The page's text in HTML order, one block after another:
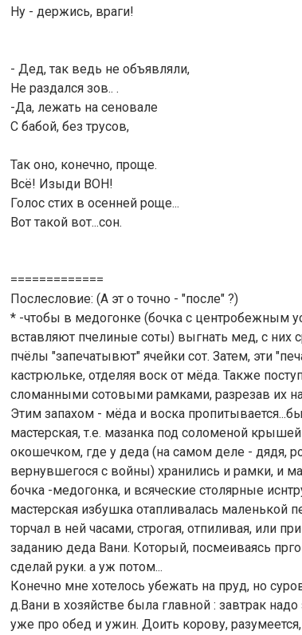
Ну - держись, враги!
- Дед, так ведь не объявляли,
Не раздался зов.. .
-Да, лежать на сеновале
С бабой, без трусов,
Так оно, конечно, проще.
Всё! Изыди ВОН!
Голос стих в осенней роще...
Вот такой вот...сон.
=============
Послесловие: (А эт о точно - "после" ?)
* -чтобы в медогонке (бочка с центробежным
вставляют пчелиные соты) выгнать мед, с них
пчёлы "запечатывют" ячейки сот. Затем, эти
кастрюльке, отделяя воск от мёда. Также
сломанными сотовыми рамками, разрезав их на
Этим запахом - мёда и воска
мастерская, т.е. мазанка под соломеной
окошечком, где у деда (на самом деле - дядя,
вернувшегося с войны) хранились и рамки, и
бочка -медогонка, и всяческие столярные
мастерская избушка отапливалась маленькой
торчал в ней часами, строгая, отпиливая, или
заданию деда Вани. Который, посмеиваясь
сделай руки. а уж потом...
Конечно мне хотелось убежать на пруд, но
д.Вани в хозяйстве была главной : завтрак
уже про обед и ужин. Доить корову,